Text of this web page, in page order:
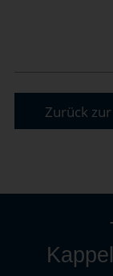
Zurück